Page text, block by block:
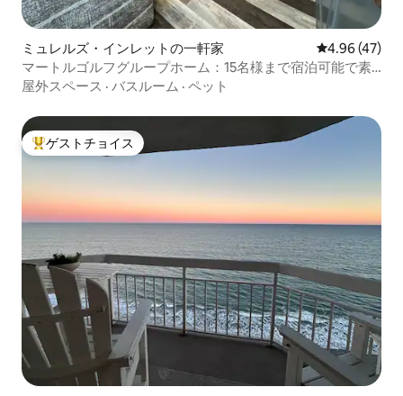
ミュレルズ・インレットの一軒家 レビュー47
4.96 (47)
マートルゴルフグループホーム：15名様まで宿泊可能で素
晴らしいロケーション
屋外スペース · バスルーム · ペット
大好評のゲストチョイスです。
ゲストチョイス